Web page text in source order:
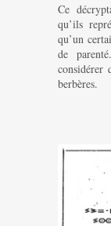
Ce
qu’ils
qu’un
de
considérer
berbères.